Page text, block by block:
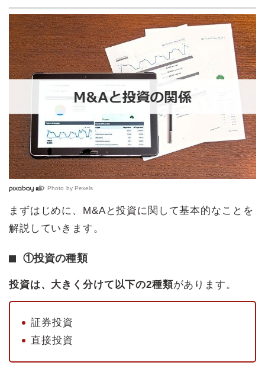
Photo by Pexels
まずはじめに、M&Aと投資に関して基本的なことを
解説していきます。
①投資の種類
投資は、大きく分けて以下の2種類があります。
証券投資
直接投資